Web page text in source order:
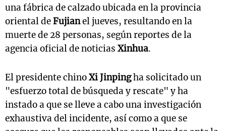
una fábrica de calzado ubicada en la provincia
oriental deFujianel jueves, resultando en la
muerte de 28 personas, según reportes de la
agencia oficial de noticias Xinhua.
El presidente chinoXi Jinpingha solicitado un
"esfuerzo total de búsqueda y rescate" y ha
instado a que se lleve a cabo una investigación
exhaustiva del incidente, así como a que se